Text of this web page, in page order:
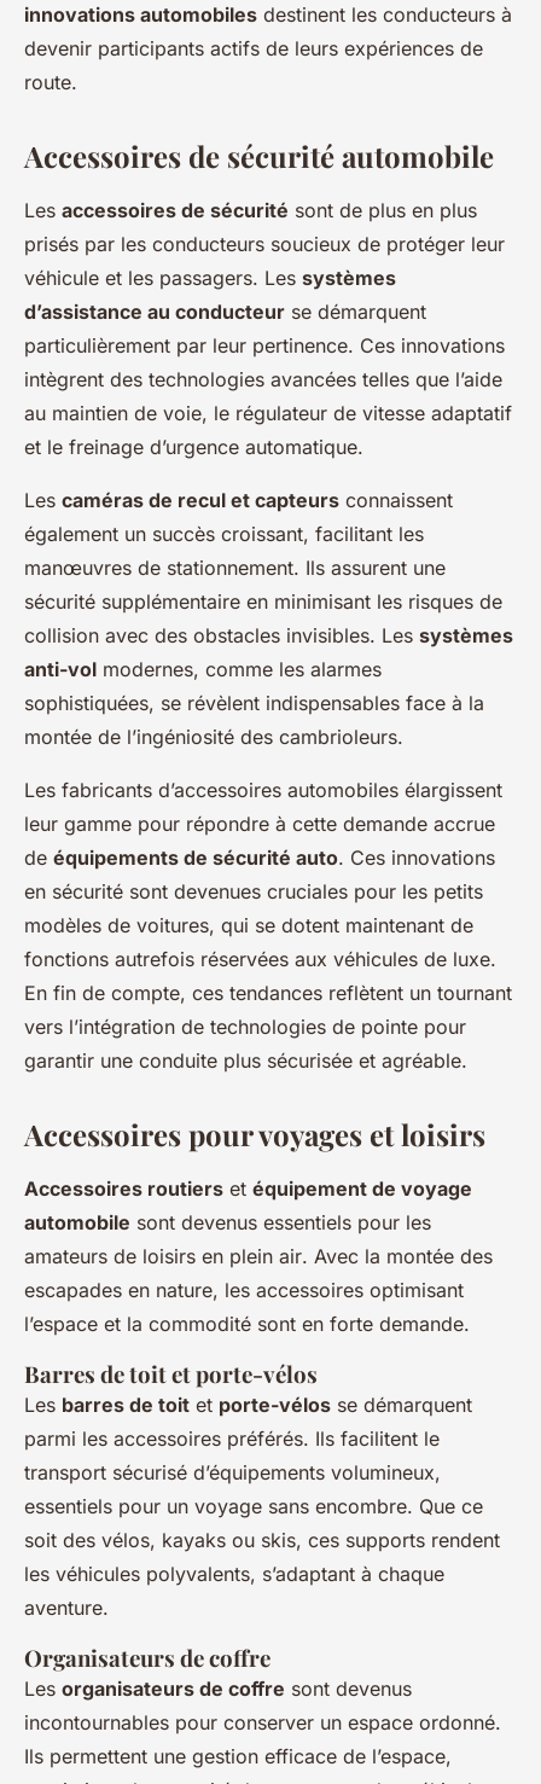
innovations automobiles destinent les conducteurs à
devenir participants actifs de leurs expériences de
route.
Accessoires de sécurité automobile
Les accessoires de sécurité sont de plus en plus
prisés par les conducteurs soucieux de protéger leur
véhicule et les passagers. Les systèmes
d’assistance au conducteur se démarquent
particulièrement par leur pertinence. Ces innovations
intègrent des technologies avancées telles que l’aide
au maintien de voie, le régulateur de vitesse adaptatif
et le freinage d’urgence automatique.
Les caméras de recul et capteurs connaissent
également un succès croissant, facilitant les
manœuvres de stationnement. Ils assurent une
sécurité supplémentaire en minimisant les risques de
collision avec des obstacles invisibles. Les systèmes
anti-vol modernes, comme les alarmes
sophistiquées, se révèlent indispensables face à la
montée de l’ingéniosité des cambrioleurs.
Les fabricants d’accessoires automobiles élargissent
leur gamme pour répondre à cette demande accrue
de équipements de sécurité auto. Ces innovations
en sécurité sont devenues cruciales pour les petits
modèles de voitures, qui se dotent maintenant de
fonctions autrefois réservées aux véhicules de luxe.
En fin de compte, ces tendances reflètent un tournant
vers l’intégration de technologies de pointe pour
garantir une conduite plus sécurisée et agréable.
Accessoires pour voyages et loisirs
Accessoires routiers et équipement de voyage
automobile sont devenus essentiels pour les
amateurs de loisirs en plein air. Avec la montée des
escapades en nature, les accessoires optimisant
l’espace et la commodité sont en forte demande.
Barres de toit et porte-vélos
Les barres de toit et porte-vélos se démarquent
parmi les accessoires préférés. Ils facilitent le
transport sécurisé d’équipements volumineux,
essentiels pour un voyage sans encombre. Que ce
soit des vélos, kayaks ou skis, ces supports rendent
les véhicules polyvalents, s’adaptant à chaque
aventure.
Organisateurs de coffre
Les organisateurs de coffre sont devenus
incontournables pour conserver un espace ordonné.
Ils permettent une gestion efficace de l’espace,